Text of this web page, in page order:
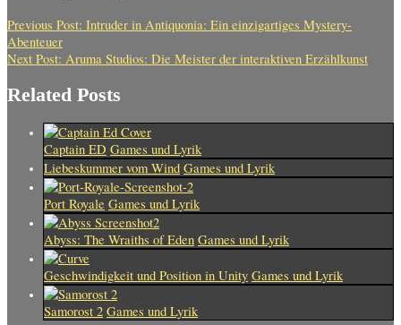
Previous Post: Intruder in Antiquonia: Ein einzigartiges Mystery-
Abenteuer
Next Post: Aruma Studios: Die Meister der interaktiven Erzählkunst
Related Posts
Captain ED Games und Lyrik
Liebeskummer vom Wind Games und Lyrik
Port Royale Games und Lyrik
Abyss: The Wraiths of Eden Games und Lyrik
Geschwindigkeit und Position in Unity Games und Lyrik
Samorost 2 Games und Lyrik